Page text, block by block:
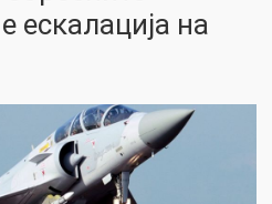
ескалација на